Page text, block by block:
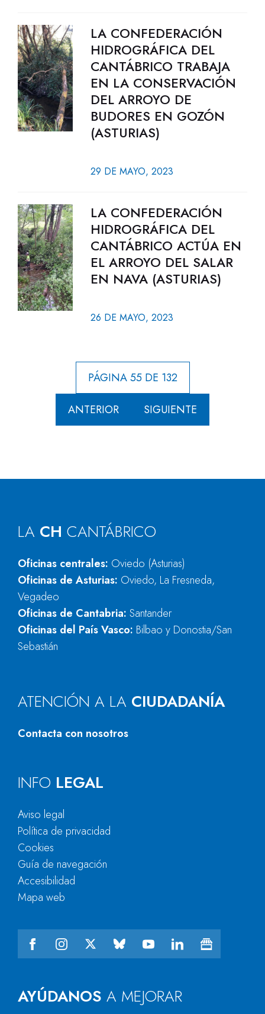
LA CONFEDERACIÓN
HIDROGRÁFICA DEL
CANTÁBRICO TRABAJA
EN LA CONSERVACIÓN
DEL ARROYO DE
BUDORES EN GOZÓN
(ASTURIAS)
29 DE MAYO, 2023
LA CONFEDERACIÓN
HIDROGRÁFICA DEL
CANTÁBRICO ACTÚA EN
EL ARROYO DEL SALAR
EN NAVA (ASTURIAS)
26 DE MAYO, 2023
PÁGINA 55 DE 132
ANTERIOR SIGUIENTE
LA CH CANTÁBRICO
Oficinas centrales: Oviedo (Asturias)
Oficinas de Asturias: Oviedo, La Fresneda,
Vegadeo
Oficinas de Cantabria: Santander
Oficinas del País Vasco: Bilbao y Donostia/San
Sebastián
ATENCIÓN A LA CIUDADANÍA
Contacta con nosotros
AYÚDANOS A MEJORAR
INFO LEGAL
Aviso legal
Política de privacidad
Cookies
Guía de navegación
Accesibilidad
Mapa web